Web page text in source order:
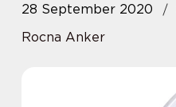
28 September 2020
Rocna Anker